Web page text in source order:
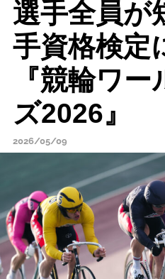
選手全員が
手資格検定
『競輪ワ
ズ2026』
2026/05/09